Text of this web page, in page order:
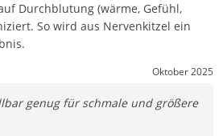
Durchblutung (wärme, Gefühl,
So wird aus Nervenkitzel ein
Oktober 2025
genug für schmale und größere